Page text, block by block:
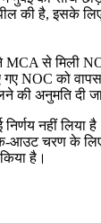
है, इसके लिए
MCA से मिली
NOC को
अनुमति दी
नहीं
आउट चरण के
है।